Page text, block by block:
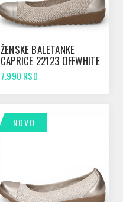
ŽENSKE BALETANKE
CAPRICE 22123 OFFWHITE
COMB
7.990 RSD
NOVO